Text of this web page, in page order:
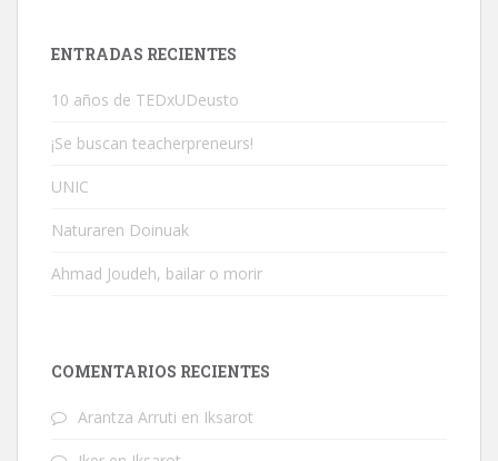
ENTRADAS RECIENTES
10 años de TEDxUDeusto
¡Se buscan teacherpreneurs!
UNIC
Naturaren Doinuak
Ahmad Joudeh, bailar o morir
COMENTARIOS RECIENTES
Arantza Arruti en Iksarot